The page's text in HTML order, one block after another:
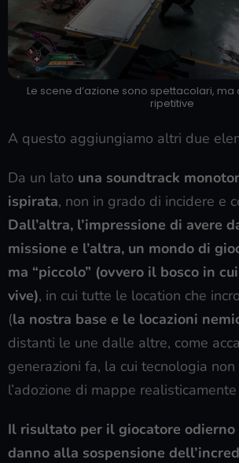
Le scene d’azione sono spettacolari,
ripetitive
A questo aggiungiamo altri due
Da un lato una soundtrack
ispirata, non in grado di incidere e
Dall’altra, l’impressione di avere
missione e l’altra, un mondo di
ma “piccolo” (ovvero il bosco in
vive), in cui tutte le location che
(la nostra base e le locazioni
distanti le une dalle altre, come
generazioni fa, la cui tecnologia
l’adozione di mappe
Il risultato per il giocatore odierno
danno alla sospensione